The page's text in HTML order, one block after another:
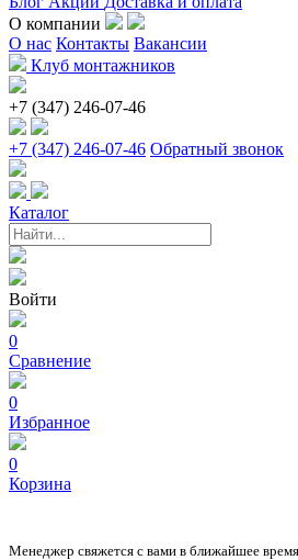
О компании
О нас Контакты Вакансии
Клуб монтажников
+7 (347) 246-07-46
+7 (347) 246-07-46 Обратный звонок
Каталог
Войти
0
Сравнение
0
Избранное
0
Корзина
Менеджер свяжется с вами в ближайшее время